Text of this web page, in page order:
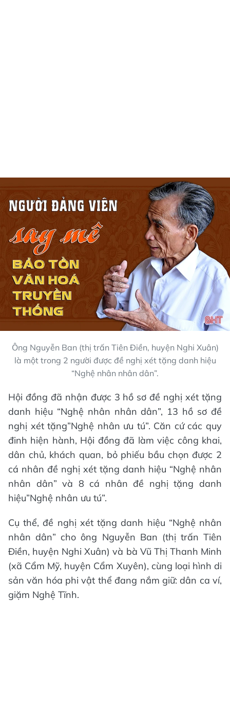
Ông Nguyễn Ban (thị trấn Tiên Điền, huyện Nghi Xuân)
là một trong 2 người được đề nghị xét tặng danh hiệu
“Nghệ nhân nhân dân”.
Hội đồng đã nhận được 3 hồ sơ đề nghị xét tặng
danh hiệu “Nghệ nhân nhân dân”, 13 hồ sơ đề
nghị xét tặng”Nghệ nhân ưu tú”. Căn cứ các quy
đinh hiện hành, Hội đồng đã làm việc công khai,
dân chủ, khách quan, bỏ phiếu bầu chọn được 2
cá nhân đề nghị xét tặng danh hiệu “Nghệ nhân
nhân dân” và 8 cá nhân đề nghị tặng danh
hiệu”Nghệ nhân ưu tú”.
Cụ thể, đề nghị xét tặng danh hiệu “Nghệ nhân
nhân dân” cho ông Nguyễn Ban (thị trấn Tiên
Điền, huyện Nghi Xuân) và bà Vũ Thị Thanh Minh
(xã Cẩm Mỹ, huyện Cẩm Xuyên), cùng loại hình di
sản văn hóa phi vật thể đang nắm giữ: dân ca ví,
giặm Nghệ Tĩnh.